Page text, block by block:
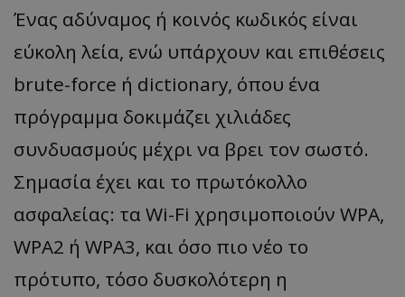
Ένας αδύναμος ή κοινός κωδικός είναι
εύκολη λεία, ενώ υπάρχουν και επιθέσεις
brute-force ή dictionary, όπου ένα
πρόγραμμα δοκιμάζει χιλιάδες
συνδυασμούς μέχρι να βρει τον σωστό.
Σημασία έχει και το πρωτόκολλο
ασφαλείας: τα Wi-Fi χρησιμοποιούν WPA,
WPA2 ή WPA3, και όσο πιο νέο το
πρότυπο, τόσο δυσκολότερη η